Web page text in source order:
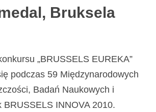
Bruksela
„BRUSSELS EUREKA”
podczas 59 Międzynarodowych
Badań Naukowych i
BRUSSELS INNOVA 2010.